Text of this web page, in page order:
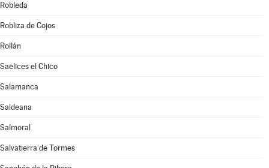
Robleda
Robliza de Cojos
Rollán
Saelices el Chico
Salamanca
Saldeana
Salmoral
Salvatierra de Tormes